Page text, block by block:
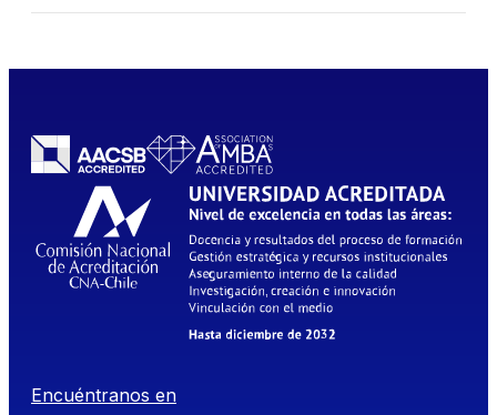
Encuéntranos en